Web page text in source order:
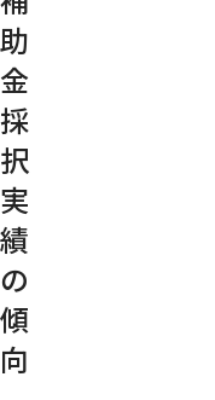
助
金
採
択
実
績
の
傾
向